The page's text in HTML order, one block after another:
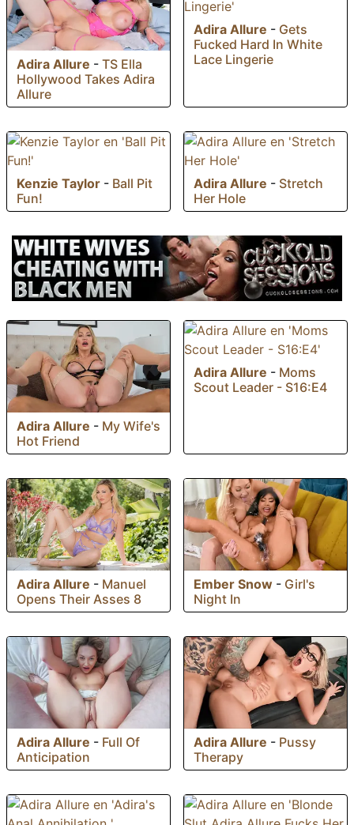
Adira Allure - TS Ella
Hollywood Takes Adira
Allure
Adira Allure - Gets
Fucked Hard In White
Lace Lingerie
Kenzie Taylor - Ball Pit
Fun!
Adira Allure - Stretch
Her Hole
Adira Allure - My Wife's
Hot Friend
Adira Allure - Moms
Scout Leader - S16:E4
Adira Allure - Manuel
Opens Their Asses 8
Ember Snow - Girl's
Night In
Adira Allure - Full Of
Anticipation
Adira Allure - Pussy
Therapy